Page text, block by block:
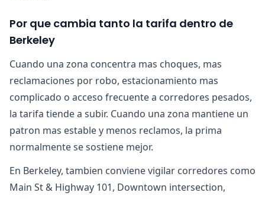
Por que cambia tanto la tarifa dentro de
Berkeley
Cuando una zona concentra mas choques, mas
reclamaciones por robo, estacionamiento mas
complicado o acceso frecuente a corredores pesados,
la tarifa tiende a subir. Cuando una zona mantiene un
patron mas estable y menos reclamos, la prima
normalmente se sostiene mejor.
En Berkeley, tambien conviene vigilar corredores como
Main St & Highway 101, Downtown intersection,